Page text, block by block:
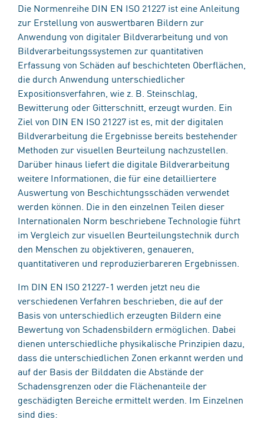
Die Normenreihe DIN EN ISO 21227 ist eine Anleitung
zur Erstellung von auswertbaren Bildern zur
Anwendung von digitaler Bildverarbeitung und von
Bildverarbeitungssystemen zur quantitativen
Erfassung von Schäden auf beschichteten Oberflächen,
die durch Anwendung unterschiedlicher
Expositionsverfahren, wie z. B. Steinschlag,
Bewitterung oder Gitterschnitt, erzeugt wurden. Ein
Ziel von DIN EN ISO 21227 ist es, mit der digitalen
Bildverarbeitung die Ergebnisse bereits bestehender
Methoden zur visuellen Beurteilung nachzustellen.
Darüber hinaus liefert die digitale Bildverarbeitung
weitere Informationen, die für eine detailliertere
Auswertung von Beschichtungsschäden verwendet
werden können. Die in den einzelnen Teilen dieser
Internationalen Norm beschriebene Technologie führt
im Vergleich zur visuellen Beurteilungstechnik durch
den Menschen zu objektiveren, genaueren,
quantitativeren und reproduzierbareren Ergebnissen.
Im DIN EN ISO 21227-1 werden jetzt neu die
verschiedenen Verfahren beschrieben, die auf der
Basis von unterschiedlich erzeugten Bildern eine
Bewertung von Schadensbildern ermöglichen. Dabei
dienen unterschiedliche physikalische Prinzipien dazu,
dass die unterschiedlichen Zonen erkannt werden und
auf der Basis der Bilddaten die Abstände der
Schadensgrenzen oder die Flächenanteile der
geschädigten Bereiche ermittelt werden. Im Einzelnen
sind dies: